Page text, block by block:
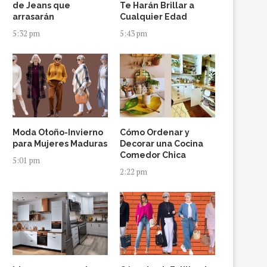
de Jeans que
arrasarán
5:32 pm
Te Harán Brillar a
Cualquier Edad
5:43 pm
Moda Otoño-Invierno
para Mujeres Maduras
5:01 pm
Cómo Ordenar y
Decorar una Cocina
Comedor Chica
2:22 pm